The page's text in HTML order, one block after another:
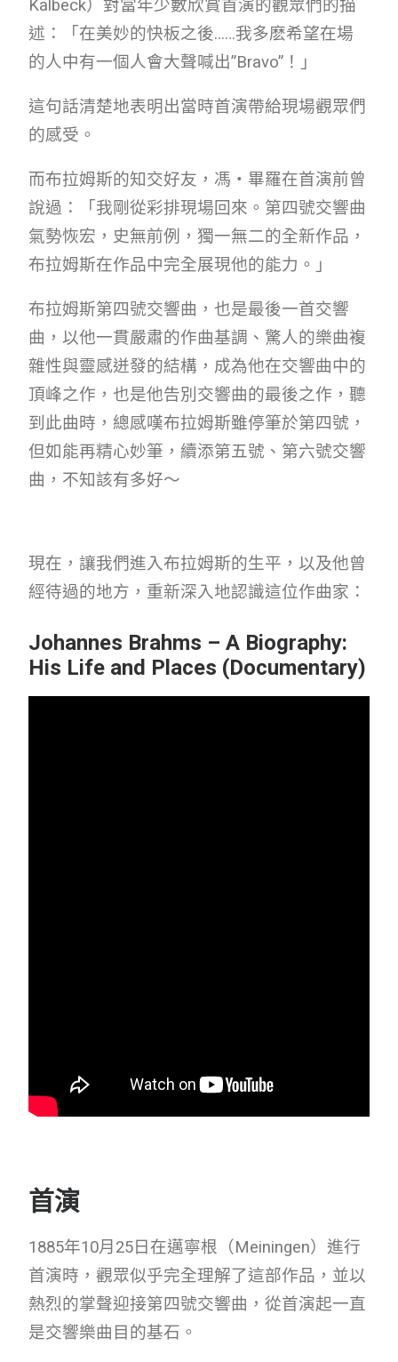
Kalbeck）對當年少數欣賞首演的觀眾們的描
述：「在美妙的快板之後……我多麽希望在場
的人中有一個人會大聲喊出”Bravo”！」
這句話清楚地表明出當時首演帶給現場觀眾們
的感受。
而布拉姆斯的知交好友，馮‧畢羅在首演前曾
說過：「我剛從彩排現場回來。第四號交響曲
氣勢恢宏，史無前例，獨一無二的全新作品，
布拉姆斯在作品中完全展現他的能力。」
布拉姆斯第四號交響曲，也是最後一首交響
曲，以他一貫嚴肅的作曲基調、驚人的樂曲複
雜性與靈感迸發的結構，成為他在交響曲中的
頂峰之作，也是他告別交響曲的最後之作，聽
到此曲時，總感嘆布拉姆斯雖停筆於第四號，
但如能再精心妙筆，續添第五號、第六號交響
曲，不知該有多好～
現在，讓我們進入布拉姆斯的生平，以及他曾
經待過的地方，重新深入地認識這位作曲家：
Johannes Brahms – A Biography:
His Life and Places (Documentary)
首演
1885年10月25日在邁寧根（Meiningen）進行
首演時，觀眾似乎完全理解了這部作品，並以
熱烈的掌聲迎接第四號交響曲，從首演起一直
是交響樂曲目的基石。